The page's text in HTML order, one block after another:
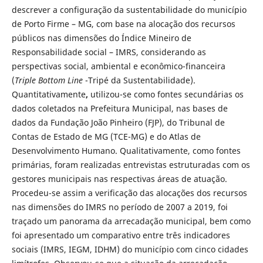
descrever a configuração da sustentabilidade do município
de Porto Firme – MG, com base na alocação dos recursos
públicos nas dimensões do Índice Mineiro de
Responsabilidade social – IMRS, considerando as
perspectivas social, ambiental e econômico-financeira
(Triple Bottom Line-Tripé da Sustentabilidade).
Quantitativamente, utilizou-se como fontes secundárias os
dados coletados na Prefeitura Municipal, nas bases de
dados da Fundação João Pinheiro (FJP), do Tribunal de
Contas de Estado de MG (TCE-MG) e do Atlas de
Desenvolvimento Humano. Qualitativamente, como fontes
primárias, foram realizadas entrevistas estruturadas com os
gestores municipais nas respectivas áreas de atuação.
Procedeu-se assim a verificação das alocações dos recursos
nas dimensões do IMRS no período de 2007 a 2019, foi
traçado um panorama da arrecadação municipal, bem como
foi apresentado um comparativo entre três indicadores
sociais (IMRS, IEGM, IDHM) do município com cinco cidades